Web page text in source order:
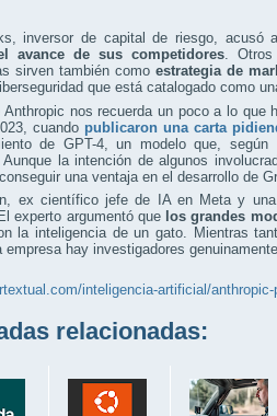
inversor de capital de riesgo, acusó
avance de sus competidores. Otros
sirven también como estrategia de
que está catalogado como
Anthropic nos recuerda un poco a lo que
cuando publicaron una carta
de GPT-4, un modelo que,
Aunque la intención de algunos
una ventaja en el desarrollo de
ex científico jefe de IA en Meta y
experto argumentó que los grandes
la inteligencia de un gato. Mientras
empresa hay investigadores
inteligencia-artificial/
relacionadas: